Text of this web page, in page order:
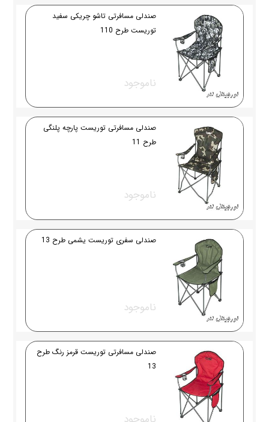
صندلی مسافرتی تاشو چریکی سفید
توریست طرح 110
ناموجود
صندلی مسافرتی توریست پارچه پلنگی
طرح 11
ناموجود
صندلی سفری توریست یشمی طرح 13
ناموجود
صندلی مسافرتی توریست قرمز رنگ طرح
13